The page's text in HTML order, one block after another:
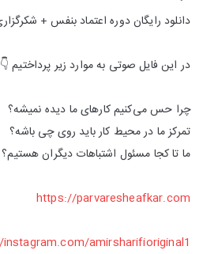
دانلود رایگان دوره اعتماد بنفس +
در این فایل صوتی به موارد زیر پرداختیم‌ 👇
چرا حس می‌کنیم کارهای ما دیده نمیشه؟
تمرکز ما در محیط کار باید روی چی باشه؟
ما تا کجا مسئول اشتباهات دیگران هستیم؟
https://parvaresheafkar.com
amirsharifioriginal1